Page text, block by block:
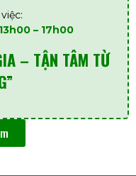
– 17h00
– TẬN TÂM TỪ